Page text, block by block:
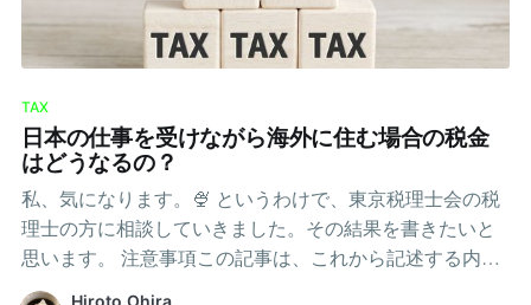
絵文字を1個ずつ追加する方法を紹介します。 1個ずつ追
加する方法は2つあります。1つ目は公式のSlack APIを利
る方法です。 上手く言語化できないが、後者は筆者にと
って少し抵抗があります。非公開にしているということ
はもちろん外部から使用されることを想定しておらず、
何かの理由で訴えられても文句は言えないです。しかし
後者の非公開APIを公開にしてほしいとの GitHub issue で
立てられていたりと、非公開ながら認知度はある程度あ
るように感じます。 1-1 Slack API の admin.emoji.add の利
TAX
日本の仕事を受けながら海外に住む場合の税金
はどうなるの？
私、気になります。🍨 というわけで、東京税理士会の税
理士の方に相談していきました。その結果を書きたいと
思います。 注意事項この記事は、これから記述する内容
を保証するものではありません。あくまで参考として利
Hiroto.Ohira